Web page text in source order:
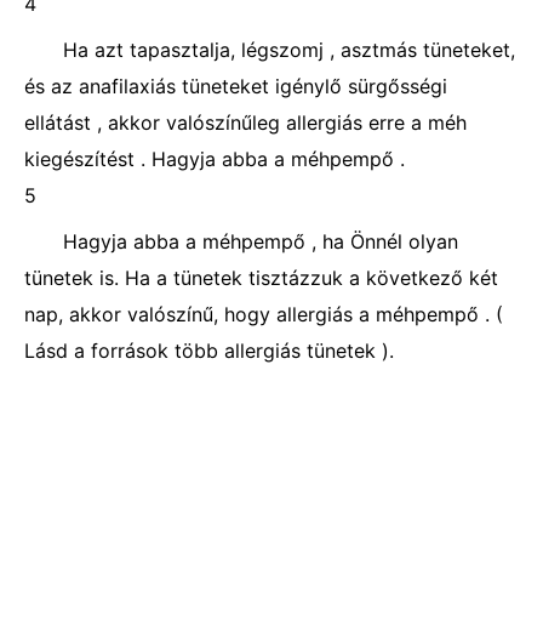
Ha azt tapasztalja, légszomj , asztmás tüneteket,
és az anafilaxiás tüneteket igénylő sürgősségi
ellátást , akkor valószínűleg allergiás erre a méh
kiegészítést . Hagyja abba a méhpempő .
5
Hagyja abba a méhpempő , ha Önnél olyan
tünetek is. Ha a tünetek tisztázzuk a következő két
nap, akkor valószínű, hogy allergiás a méhpempő . (
Lásd a források több allergiás tünetek ).